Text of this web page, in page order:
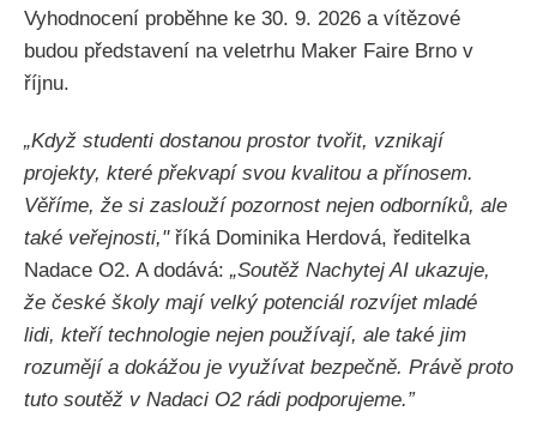
Vyhodnocení proběhne ke 30. 9. 2026 a vítězové
budou představení na veletrhu Maker Faire Brno v
říjnu.
„Když studenti dostanou prostor tvořit, vznikají
projekty, které překvapí svou kvalitou a přínosem.
Věříme, že si zaslouží pozornost nejen odborníků, ale
také veřejnosti,"říká Dominika Herdová, ředitelka
Nadace O2. A dodává: „Soutěž Nachytej AI ukazuje,
že české školy mají velký potenciál rozvíjet mladé
lidi, kteří technologie nejen používají, ale také jim
rozumějí a dokážou je využívat bezpečně. Právě proto
tuto soutěž v Nadaci O2 rádi podporujeme.”